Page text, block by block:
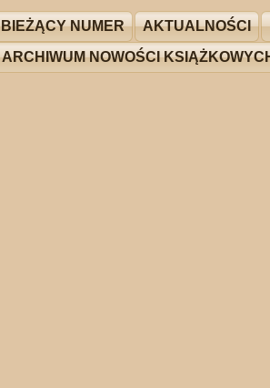
BIEŻĄCY NUMER AKTUALNOŚCI
ARCHIWUM NOWOŚCI